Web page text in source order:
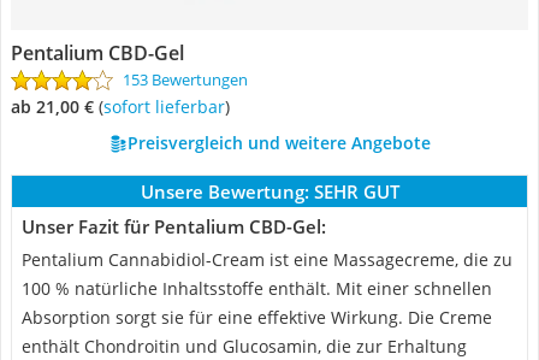
Pentalium CBD-Gel
153 Bewertungen
ab 21,00 € ( Sofort lieferbar)
Preisvergleich und weitere Angebote
Unsere Bewertung: SEHR GUT
Unser Fazit für Pentalium CBD-Gel:
Pentalium Cannabidiol-Cream ist eine Massagecreme, die zu
100 % natürliche Inhaltsstoffe enthält. Mit einer schnellen
Absorption sorgt sie für eine effektive Wirkung. Die Creme
enthält Chondroitin und Glucosamin, die zur Erhaltung